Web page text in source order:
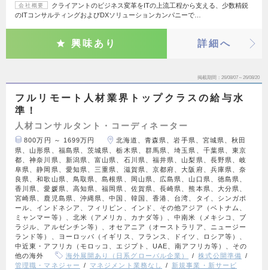
会社概要
クライアントのビジネス変革をITの上流工程から支える、少数精鋭
のITコンサルティングおよびDXソリューションカンパニーで…
興味あり 詳細へ
掲載期間 26/08/07～26/08/20
フルリモート人材業界トップクラスの給与水
準！
人材コンサルタント・コーディネーター
800万円 ～ 1699万円
北海道、青森県、岩手県、宮城県、秋田
県、山形県、福島県、茨城県、栃木県、群馬県、埼玉県、千葉県、東京
都、神奈川県、新潟県、富山県、石川県、福井県、山梨県、長野県、岐
阜県、静岡県、愛知県、三重県、滋賀県、京都府、大阪府、兵庫県、奈
良県、和歌山県、鳥取県、島根県、岡山県、広島県、山口県、徳島県、
香川県、愛媛県、高知県、福岡県、佐賀県、長崎県、熊本県、大分県、
宮崎県、鹿児島県、沖縄県、中国、韓国、香港、台湾、タイ、シンガポ
ール、インドネシア、フィリピン、インド、その他アジア（ベトナム、
ミャンマー等）、北米（アメリカ、カナダ等）、中南米（メキシコ、ブ
ラジル、アルゼンチン等）、オセアニア（オーストラリア、ニュージー
ランド等）、ヨーロッパ（イギリス、フランス、ドイツ、ロシア等）、
中近東・アフリカ（モロッコ、エジプト、UAE、南アフリカ等）、その
他の海外
海外展開あり（日系グローバル企業）
株式公開準備
管理職・マネジャー
マネジメント業務なし
新規事業・新サービ